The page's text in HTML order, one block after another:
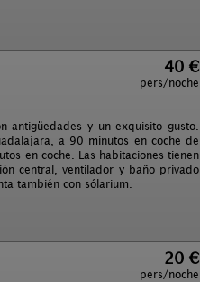
40 €
pers/noche
antigüedades y un exquisito gusto.
a 90 minutos en coche de
en coche. Las habitaciones tienen
central, ventilador y baño privado
también con sólarium.
20 €
pers/noche